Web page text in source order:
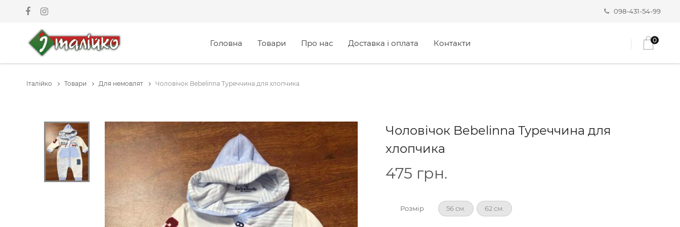
098-431-54-99
Головна Товари Про нас Доставка і оплата Контакти 0
Італійко Товари Для немовлят Чоловічок Bebelinna Туреччина для хлопчика
Чоловічок Bebelinna Туреччина для
хлопчика
475 грн.
Розмір 56 см. 62 см.